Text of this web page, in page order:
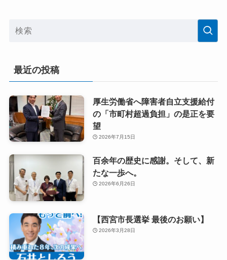
最近の投稿
厚生労働省へ障害者自立支援給付
の「市町村超過負担」の是正を要
望
2026年7月15日
百余年の歴史に感謝。そして、新
たな一歩へ。
2026年6月26日
【西宮市長選挙 最後のお願い】
2026年3月28日